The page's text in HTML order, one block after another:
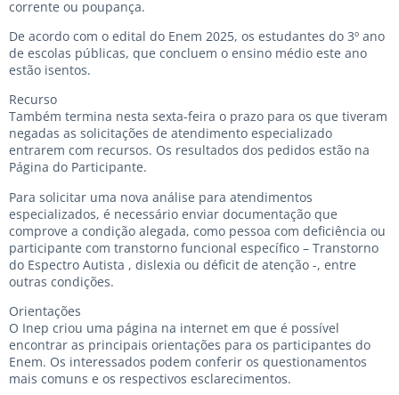
corrente ou poupança.
De acordo com o edital do Enem 2025, os estudantes do 3º ano
de escolas públicas, que concluem o ensino médio este ano
estão isentos.
Recurso
Também termina nesta sexta-feira o prazo para os que tiveram
negadas as solicitações de atendimento especializado
entrarem com recursos. Os resultados dos pedidos estão na
Página do Participante.
Para solicitar uma nova análise para atendimentos
especializados, é necessário enviar documentação que
comprove a condição alegada, como pessoa com deficiência ou
participante com transtorno funcional específico – Transtorno
do Espectro Autista , dislexia ou déficit de atenção -, entre
outras condições.
Orientações
O Inep criou uma página na internet em que é possível
encontrar as principais orientações para os participantes do
Enem. Os interessados podem conferir os questionamentos
mais comuns e os respectivos esclarecimentos.